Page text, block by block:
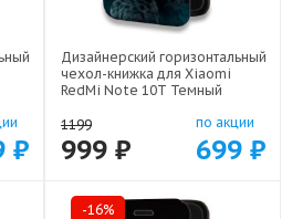
₽
Дизайнерский горизонтальный
чехол-книжка для Xiaomi
RedMi Note 10T Темный
1199
999 ₽
по акции
699 ₽
-16%